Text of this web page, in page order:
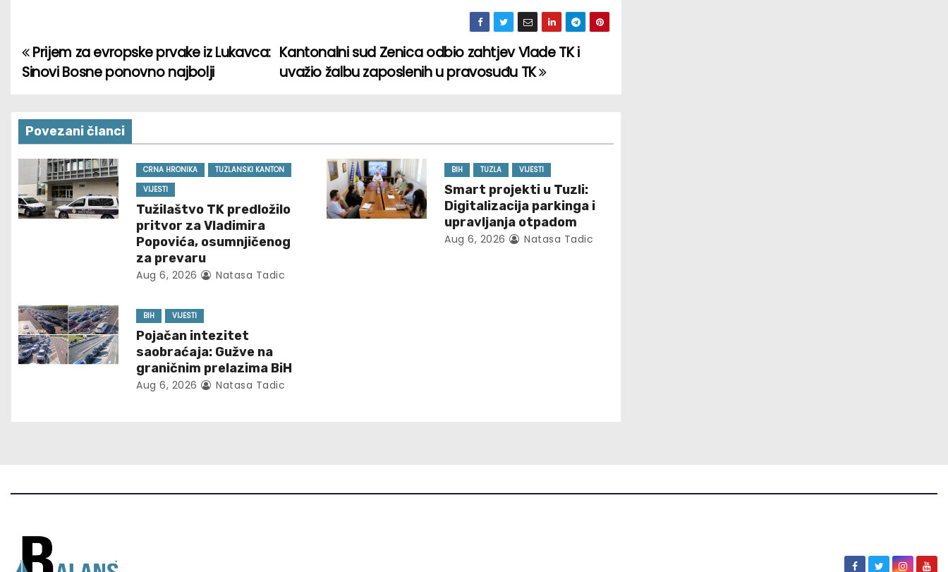
P
s
t
n
a
a
t
Kantonalni sud Zenica odbio zahtjev Vlade TK i
uvažio žalbu zaposlenih u pravosuđu TK
Prijem za evropske prvake iz Lukavca:
Sinovi Bosne ponovno najbolji
Povezani članci
CRNA HRONIKA
TUZLANSKI KANTON
VIJESTI
Tužilaštvo TK predložilo
pritvor za Vladimira
Popovića, osumnjičenog
za prevaru
Aug 6, 2026 Natasa Tadic
BIH TUZLA VIJESTI
Smart projekti u Tuzli:
Digitalizacija parkinga i
upravljanja otpadom
Aug 6, 2026 Natasa Tadic
BIH VIJESTI
Pojačan intezitet
saobraćaja: Gužve na
graničnim prelazima BiH
Aug 6, 2026 Natasa Tadic